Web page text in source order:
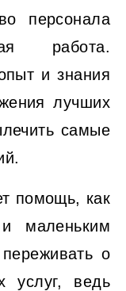
персонала
работа.
и знания
лучших
самые
помощь, как
маленьким
о
услуг, ведь